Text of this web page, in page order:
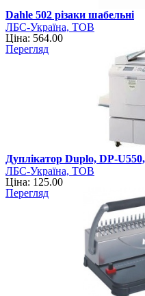
Dahle 502 різаки шабельні
ЛБС-Україна, ТОВ
Ціна: 564.00
Перегляд
Дуплікатор Duplo, DP-
ЛБС-Україна, ТОВ
Ціна: 125.00
Перегляд